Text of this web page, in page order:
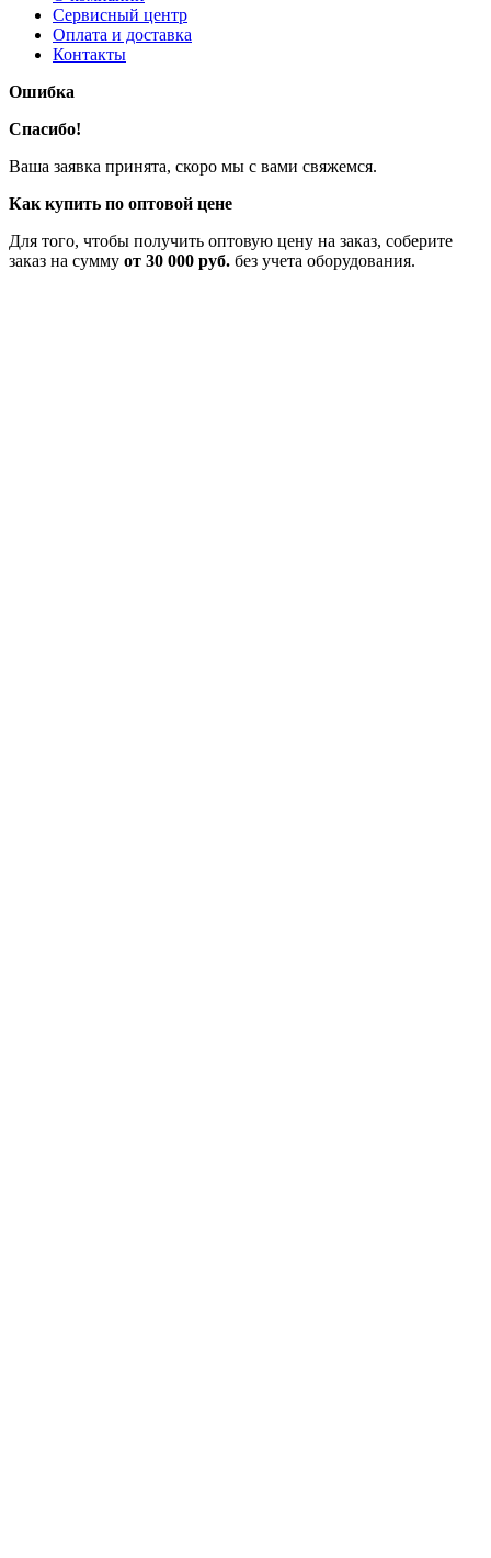
Сервисный центр
Оплата и доставка
Контакты
Ошибка
Спасибо!
Ваша заявка принята, скоро мы с вами свяжемся.
Как купить по оптовой цене
Для того, чтобы получить оптовую цену на заказ, соберите
заказ на сумму от 30 000 руб. без учета оборудования.